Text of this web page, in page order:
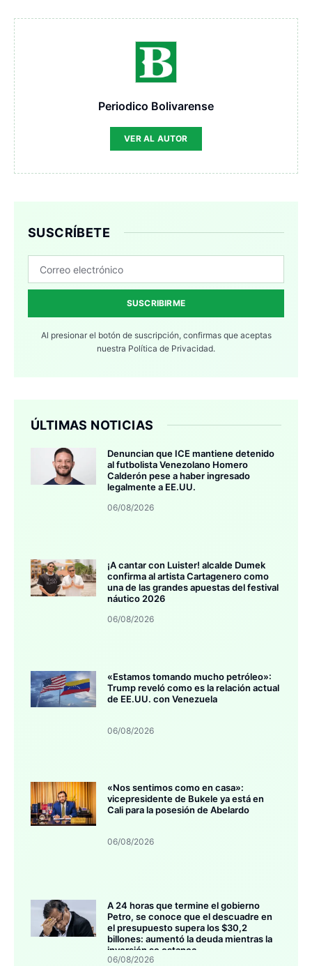
Periodico Bolivarense
VER AL AUTOR
SUSCRÍBETE
SUSCRIBIRME
Al presionar el botón de suscripción, confirmas que aceptas
nuestra Política de Privacidad.
ÚLTIMAS NOTICIAS
Denuncian que ICE mantiene detenido
al futbolista Venezolano Homero
Calderón pese a haber ingresado
legalmente a EE.UU.
06/08/2026
¡A cantar con Luister! alcalde Dumek
confirma al artista Cartagenero como
una de las grandes apuestas del festival
náutico 2026
06/08/2026
«Estamos tomando mucho petróleo»:
Trump reveló como es la relación actual
de EE.UU. con Venezuela
06/08/2026
«Nos sentimos como en casa»:
vicepresidente de Bukele ya está en
Cali para la posesión de Abelardo
06/08/2026
A 24 horas que termine el gobierno
Petro, se conoce que el descuadre en
el presupuesto supera los $30,2
billones: aumentó la deuda mientras la
inversión se estanca
06/08/2026